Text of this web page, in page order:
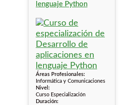
lenguaje Python
Áreas Profesionales:
Informática y Comunicaciones
Nivel:
Curso Especialización
Duración: